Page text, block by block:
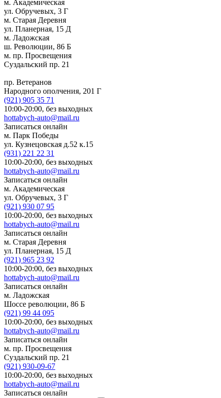
м. Академическая
ул. Обручевых, 3 Г
м. Старая Деревня
ул. Планерная, 15 Д
м. Ладожская
ш. Революции, 86 Б
м. пр. Просвещения
Суздальский пр. 21
пр. Ветеранов
Народного ополчения, 201 Г
(921) 905 35 71
10:00-20:00, без выходных
hottabych-auto@mail.ru
Записаться онлайн
м. Парк Победы
ул. Кузнецовская д.52 к.15
(931) 221 22 31
10:00-20:00, без выходных
hottabych-auto@mail.ru
Записаться онлайн
м. Академическая
ул. Обручевых, 3 Г
(921) 930 07 95
10:00-20:00, без выходных
hottabych-auto@mail.ru
Записаться онлайн
м. Старая Деревня
ул. Планерная, 15 Д
(921) 965 23 92
10:00-20:00, без выходных
hottabych-auto@mail.ru
Записаться онлайн
м. Ладожская
Шоссе революции, 86 Б
(921) 99 44 095
10:00-20:00, без выходных
hottabych-auto@mail.ru
Записаться онлайн
м. пр. Просвещения
Суздальский пр. 21
(921) 930-09-67
10:00-20:00, без выходных
hottabych-auto@mail.ru
Записаться онлайн